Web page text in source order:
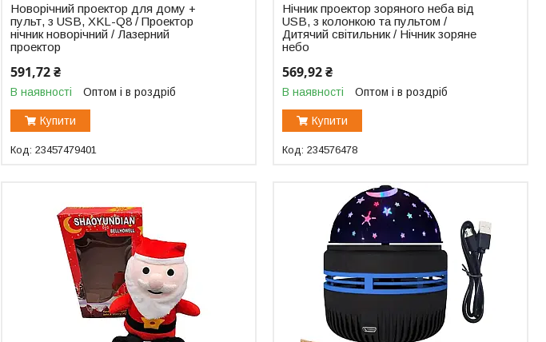
Новорічний проектор для дому +
пульт, з USB, XKL-Q8 / Проектор
нічник новорічний / Лазерний
проектор
591,72 ₴
В наявності Оптом і в роздріб
Купити
23457479401
Нічник проектор зоряного неба від
USB, з колонкою та пультом /
Дитячий світильник / Нічник зоряне
небо
569,92 ₴
В наявності Оптом і в роздріб
Купити
234576478